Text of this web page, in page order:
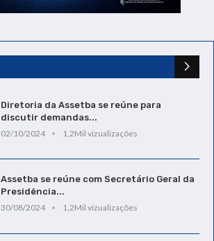
Diretoria da Assetba se reúne para
discutir demandas...
02/10/2024
1,2Mil vizualizações
Assetba se reúne com Secretário Geral da
Presidência...
30/08/2024
1,2Mil vizualizações